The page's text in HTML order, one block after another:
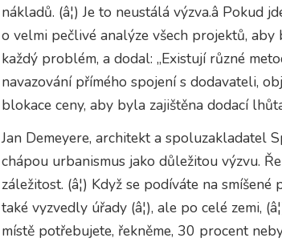
nákladů. (â¦) Je to neustálá výzva.â Pokud
o velmi pečlivé analýze všech projektů,
každý problém, a dodal: „Existují různé
navazování přímého spojení s dodavateli,
blokace ceny, aby byla zajištěna dodací
Jan Demeyere, architekt a spoluzakladatel
chápou urbanismus jako důležitou výzvu.
záležitost. (â¦) Když se podíváte na
také vyzvedly úřady (â¦), ale po celé zemi,
místě potřebujete, řekněme, 30 procent